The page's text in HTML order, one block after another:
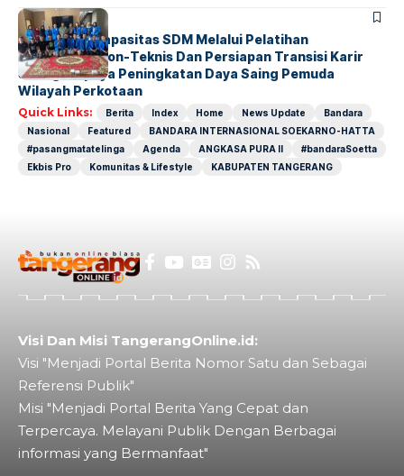
BERITAINDEX
Penguatan Kapasitas SDM Melalui Pelatihan
Kompetensi Non-Teknis Dan Persiapan Transisi Karir
Sebagai Upaya Peningkatan Daya Saing Pemuda
Wilayah Perkotaan
Quick Links: Berita Index Home News Update
Bandara
Nasional
Featured
BANDARA INTERNASIONAL SOEKARNO-HATTA
#pasangmatatelinga
Agenda ANGKASA PURA II
#bandaraSoetta
Ekbis Pro
Komunitas & Lifestyle KABUPATEN TANGERANG
Visi Dan Misi TangerangOnline.id:
Visi "Menjadi Portal Berita Nomor Satu dan Sebagai
Referensi Publik"
Misi "Menjadi Portal Berita Yang Cepat dan
Terpercaya. Melayani Publik Dengan Berbagai
informasi yang Bermanfaat"